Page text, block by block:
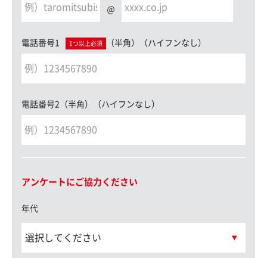
＠
電話番号1 1つ以上必須 （半角）（ハイフンなし）
電話番号2（半角）（ハイフンなし）
アンケートにご協力ください
年代